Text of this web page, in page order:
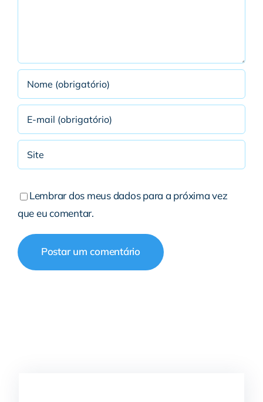
Lembrar dos meus dados para a próxima vez
que eu comentar.